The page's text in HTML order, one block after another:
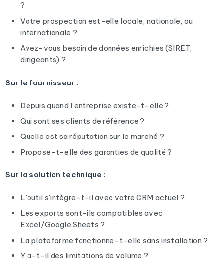
?
Votre prospection est-elle locale, nationale, ou
internationale ?
Avez-vous besoin de données enrichies (SIRET,
dirigeants) ?
Sur le fournisseur :
Depuis quand l'entreprise existe-t-elle ?
Qui sont ses clients de référence ?
Quelle est sa réputation sur le marché ?
Propose-t-elle des garanties de qualité ?
Sur la solution technique :
L'outil s'intègre-t-il avec votre CRM actuel ?
Les exports sont-ils compatibles avec
Excel/Google Sheets ?
La plateforme fonctionne-t-elle sans installation ?
Y a-t-il des limitations de volume ?